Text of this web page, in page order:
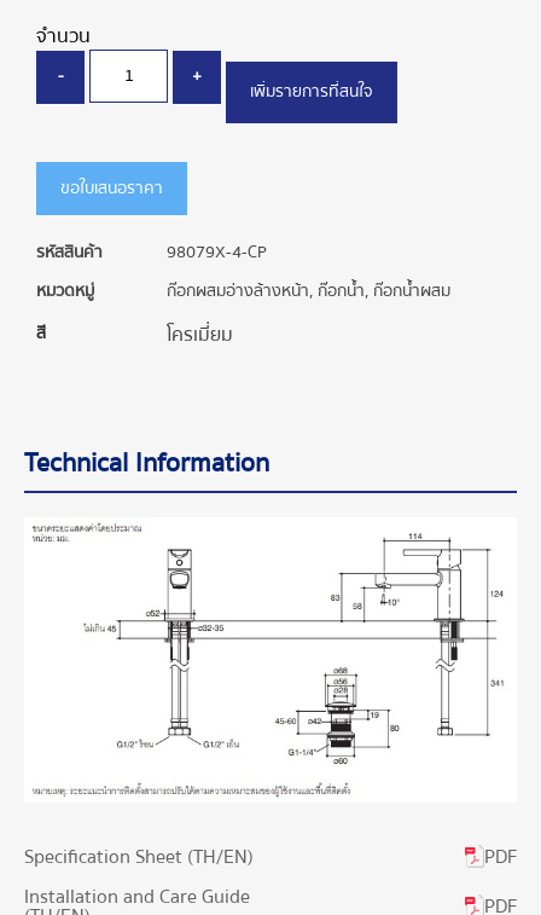
จำนวน
- +
เพิ่มรายการที่สนใจ
ขอใบเสนอราคา
รหัสสินค้า
98079X-4-CP
หมวดหมู่
ก๊อกผสมอ่างล้างหน้า,ก๊อกน้ำ,ก๊อกน้ำผสม
สี โครเมี่ยม
Technical Information
Specification Sheet (TH/EN)
PDF
Installation and Care Guide
PDF